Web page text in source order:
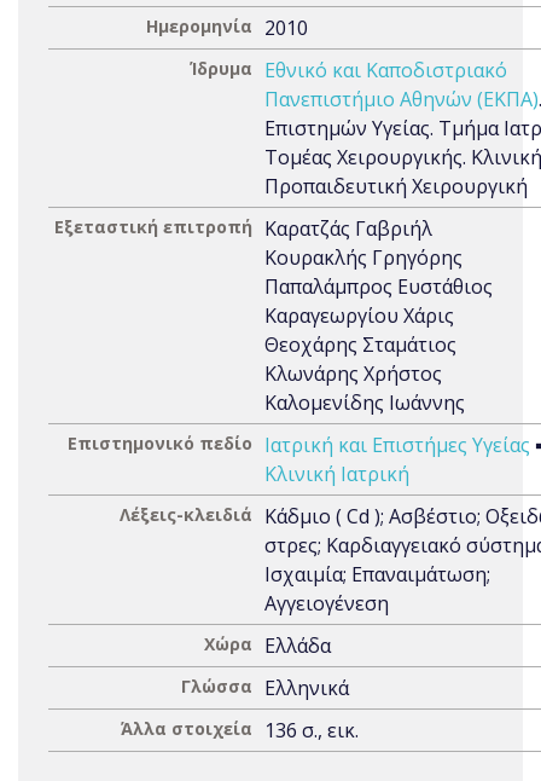
Ημερομηνία 2010
Ίδρυμα
Εθνικό και Καποδιστριακό
Πανεπιστήμιο Αθηνών (ΕΚΠΑ)
Επιστημών Υγείας. Τμήμα
Τομέας Χειρουργικής.
Προπαιδευτική Χειρουργική
Εξεταστική επιτροπή
Καρατζάς Γαβριήλ
Κουρακλής Γρηγόρης
Παπαλάμπρος Ευστάθιος
Καραγεωργίου Χάρις
Θεοχάρης Σταμάτιος
Κλωνάρης Χρήστος
Καλομενίδης Ιωάννης
Επιστημονικό πεδίο Ιατρική και Επιστήμες Υγείας
Κλινική Ιατρική
Λέξεις-κλειδιά
Κάδμιο ( Cd ); Ασβέστιο;
στρες; Καρδιαγγειακό
Ισχαιμία; Επαναιμάτωση;
Αγγειογένεση
Χώρα Ελλάδα
Γλώσσα Ελληνικά
Άλλα στοιχεία 136 σ., εικ.